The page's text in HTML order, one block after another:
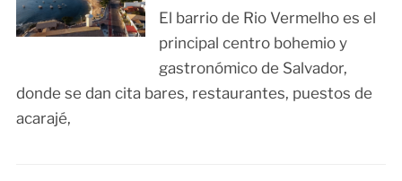
El barrio de Rio Vermelho es el
principal centro bohemio y
gastronómico de Salvador,
donde se dan cita bares, restaurantes, puestos de
acarajé,